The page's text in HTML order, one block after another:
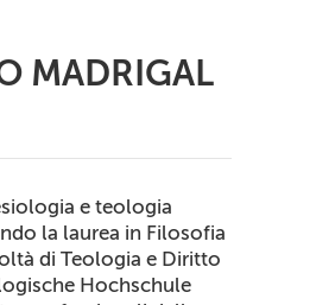
MADRIGAL
e teologia
la laurea in Filosofia
di Teologia e Diritto
Hochschule